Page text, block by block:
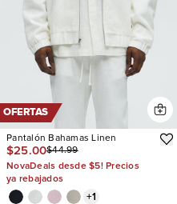
OFERTAS
Pantalón Bahamas Linen
$25.00$44.99
NovaDeals desde $5! Precios
ya rebajados
+1